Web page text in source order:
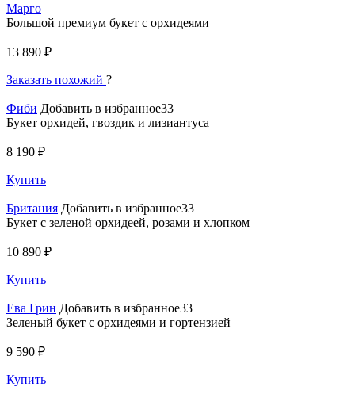
Марго
Большой премиум букет с орхидеями
13 890 ₽
Заказать похожий ?
Фиби Добавить в избранное33
Букет орхидей, гвоздик и лизиантуса
8 190 ₽
Купить
Британия Добавить в избранное33
Букет с зеленой орхидеей, розами и хлопком
10 890 ₽
Купить
Ева Грин Добавить в избранное33
Зеленый букет с орхидеями и гортензией
9 590 ₽
Купить